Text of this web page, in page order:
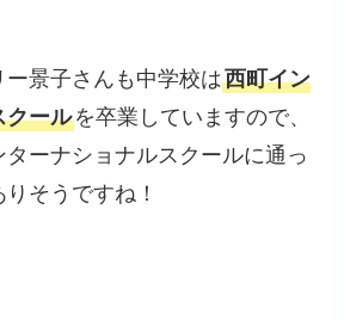
ー景子さんも中学校は西町イン
クールを卒業していますので、
ーナショナルスクールに通っ
そうですね！